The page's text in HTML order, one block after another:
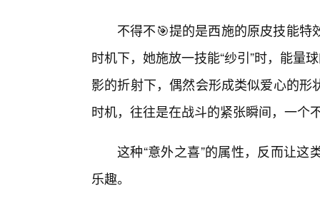
不得不🎯提的是西施的原皮技能
时机下，她施放一技能“纱引”时，能量
影的折射下，偶然会形成类似爱心的
时机，往往是在战斗的紧张瞬间，一个
这种“意外之喜”的属性，反而让
乐趣。